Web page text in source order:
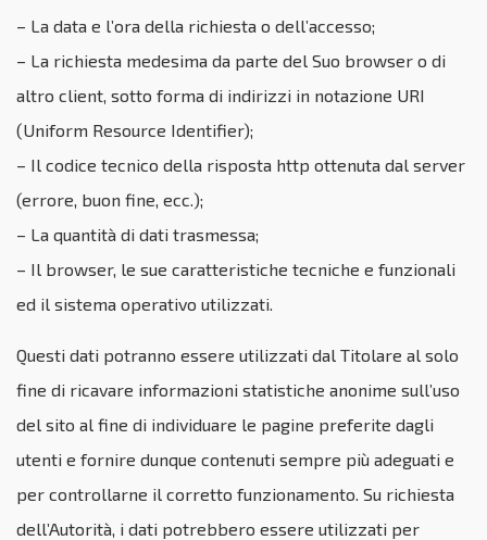
– La data e l’ora della richiesta o dell’accesso;
– La richiesta medesima da parte del Suo browser o di
altro client, sotto forma di indirizzi in notazione URI
(Uniform Resource Identifier);
– Il codice tecnico della risposta http ottenuta dal server
(errore, buon fine, ecc.);
– La quantità di dati trasmessa;
– Il browser, le sue caratteristiche tecniche e funzionali
ed il sistema operativo utilizzati.
Questi dati potranno essere utilizzati dal Titolare al solo
fine di ricavare informazioni statistiche anonime sull’uso
del sito al fine di individuare le pagine preferite dagli
utenti e fornire dunque contenuti sempre più adeguati e
per controllarne il corretto funzionamento. Su richiesta
dell’Autorità, i dati potrebbero essere utilizzati per